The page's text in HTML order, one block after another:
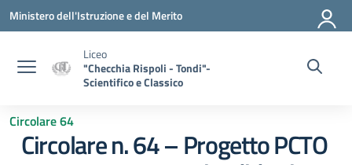
Vai ai contenuti
Vai al menu di navigazione
Vai al footer
Ministero dell'Istruzione e del Merito
Liceo
"Checchia Rispoli - Tondi"-
Scientifico e Classico
Circolare 64
Circolare n. 64 – Progetto PCTO